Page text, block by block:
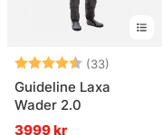
Betyg: (33)
4.6
Guideline Laxa
Wader 2.0
3999 kr